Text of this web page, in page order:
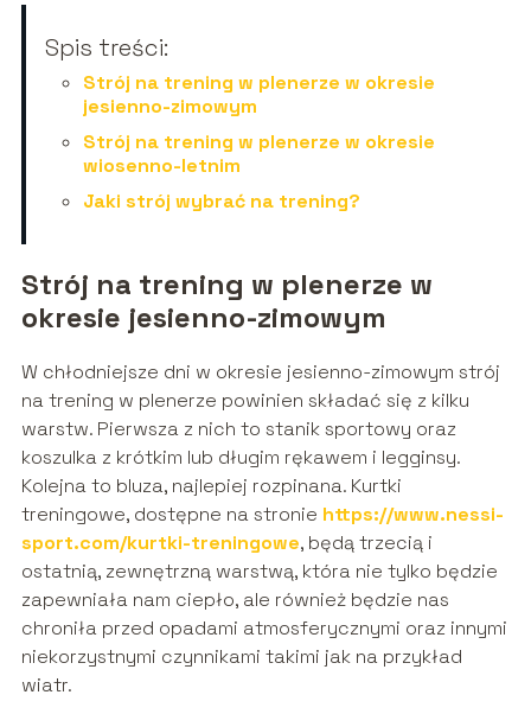
Spis treści:
Strój na trening w plenerze w okresie
jesienno-zimowym
Strój na trening w plenerze w okresie
wiosenno-letnim
Jaki strój wybrać na trening?
Strój na trening w plenerze w
okresie jesienno-zimowym
W chłodniejsze dni w okresie jesienno-zimowym strój
na trening w plenerze powinien składać się z kilku
warstw. Pierwsza z nich to stanik sportowy oraz
koszulka z krótkim lub długim rękawem i legginsy.
Kolejna to bluza, najlepiej rozpinana. Kurtki
treningowe, dostępne na stronie https://www.nessi-
sport.com/kurtki-treningowe, będą trzecią i
ostatnią, zewnętrzną warstwą, która nie tylko będzie
zapewniała nam ciepło, ale również będzie nas
chroniła przed opadami atmosferycznymi oraz innymi
niekorzystnymi czynnikami takimi jak na przykład
wiatr.